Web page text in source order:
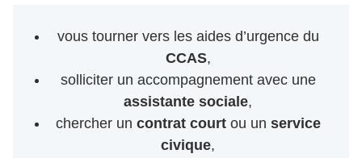
vous tourner vers les aides d’urgence du
CCAS,
solliciter un accompagnement avec une
assistante sociale,
chercher un contrat courtou un service
civique,